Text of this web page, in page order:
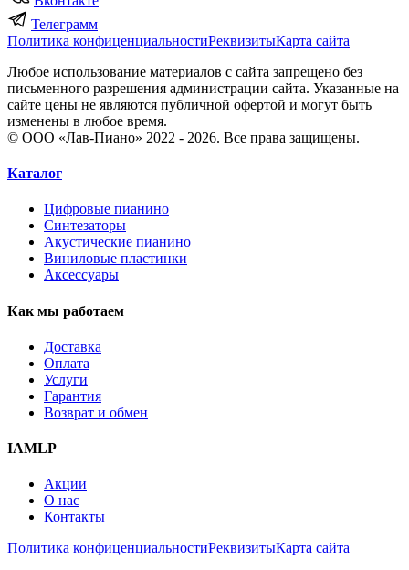
Телеграмм
Политика конфиценциальностиРеквизитыКарта сайта
Любое использование материалов с сайта запрещено без
письменного разрешения администрации сайта. Указанные на
сайте цены не являются публичной офертой и могут быть
изменены в любое время.
© ООО «Лав-Пиано» 2022 - 2026. Все права защищены.
Каталог
Цифровые пианино
Синтезаторы
Акустические пианино
Виниловые пластинки
Аксессуары
Как мы работаем
Доставка
Оплата
Услуги
Гарантия
Возврат и обмен
IAMLP
Акции
О нас
Контакты
Политика конфиценциальностиРеквизитыКарта сайта